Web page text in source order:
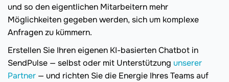
und so den eigentlichen Mitarbeitern mehr
Möglichkeiten gegeben werden, sich um komplexe
Anfragen zu kümmern.
Erstellen Sie Ihren eigenen KI-basierten Chatbot in
SendPulse — selbst oder mit Unterstützung unserer
Partner — und richten Sie die Energie Ihres Teams auf